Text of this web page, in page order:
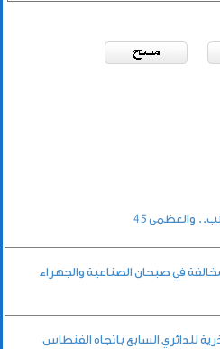
والعظمى 45
تغلق 20 قسيمة مخالفة في صبحان الصناعية والجهراء
للدائري السابع باتجاه الفنطاس